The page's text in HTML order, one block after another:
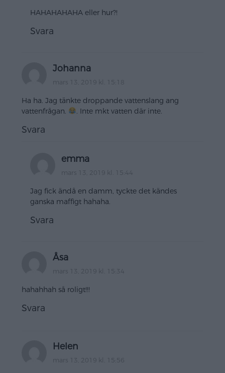
HAHAHAHAHA eller hur?!
Svara
Johanna
mars 13, 2019 kl. 15:18
Ha ha. Jag tänkte droppande vattenslang ang
vattenfrågan.
. Inte mkt vatten där inte.
Svara
emma
mars 13, 2019 kl. 15:44
Jag fick ändå en damm, tyckte det kändes
ganska maffigt hahaha.
Svara
Åsa
mars 13, 2019 kl. 15:34
hahahhah så roligt!!!
Svara
Helen
mars 13, 2019 kl. 15:56